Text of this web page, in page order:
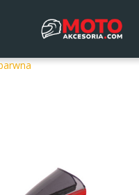
DLA MOTOCYKLA Szyby